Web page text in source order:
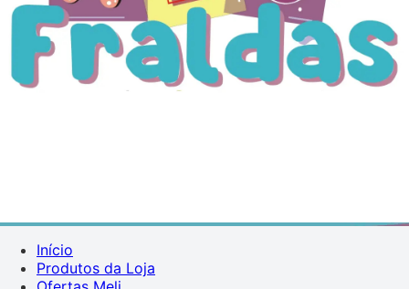
Início
Produtos da Loja